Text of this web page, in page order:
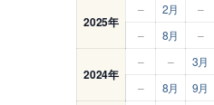
2025年
– 2月 –
–
8月 –
2024年
– – 3月
–
8月 9月